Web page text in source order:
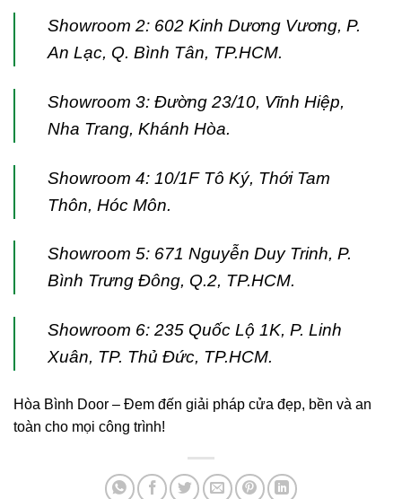
Showroom 2: 602 Kinh Dương Vương, P.
An Lạc, Q. Bình Tân, TP.HCM.
Showroom 3: Đường 23/10, Vĩnh Hiệp,
Nha Trang, Khánh Hòa.
Showroom 4: 10/1F Tô Ký, Thới Tam
Thôn, Hóc Môn.
Showroom 5: 671 Nguyễn Duy Trinh, P.
Bình Trưng Đông, Q.2, TP.HCM.
Showroom 6: 235 Quốc Lộ 1K, P. Linh
Xuân, TP. Thủ Đức, TP.HCM.
Hòa Bình Door – Đem đến giải pháp cửa đẹp, bền và an
toàn cho mọi công trình!